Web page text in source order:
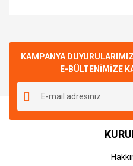
kullanarak tarafımıza
Görüş ve önerileriniz için
Ürün resmi kalitesiz,
Ürün açıklamasında eksik
Ürün bilgilerinde hatalar
Ürün fiyatı diğer sitelerden
KAMPANYA
E-BÜLTENİMİZE